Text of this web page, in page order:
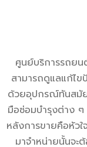
ศูนย์บริการรถยน
สามารถดูแลแก้ไ
ด้วยอุปกรณ์ทันสมัย
มือซ่อมบำรุงต่าง ๆ
หลังการขายคือหัว
มาจำหน่ายนั้นจะ